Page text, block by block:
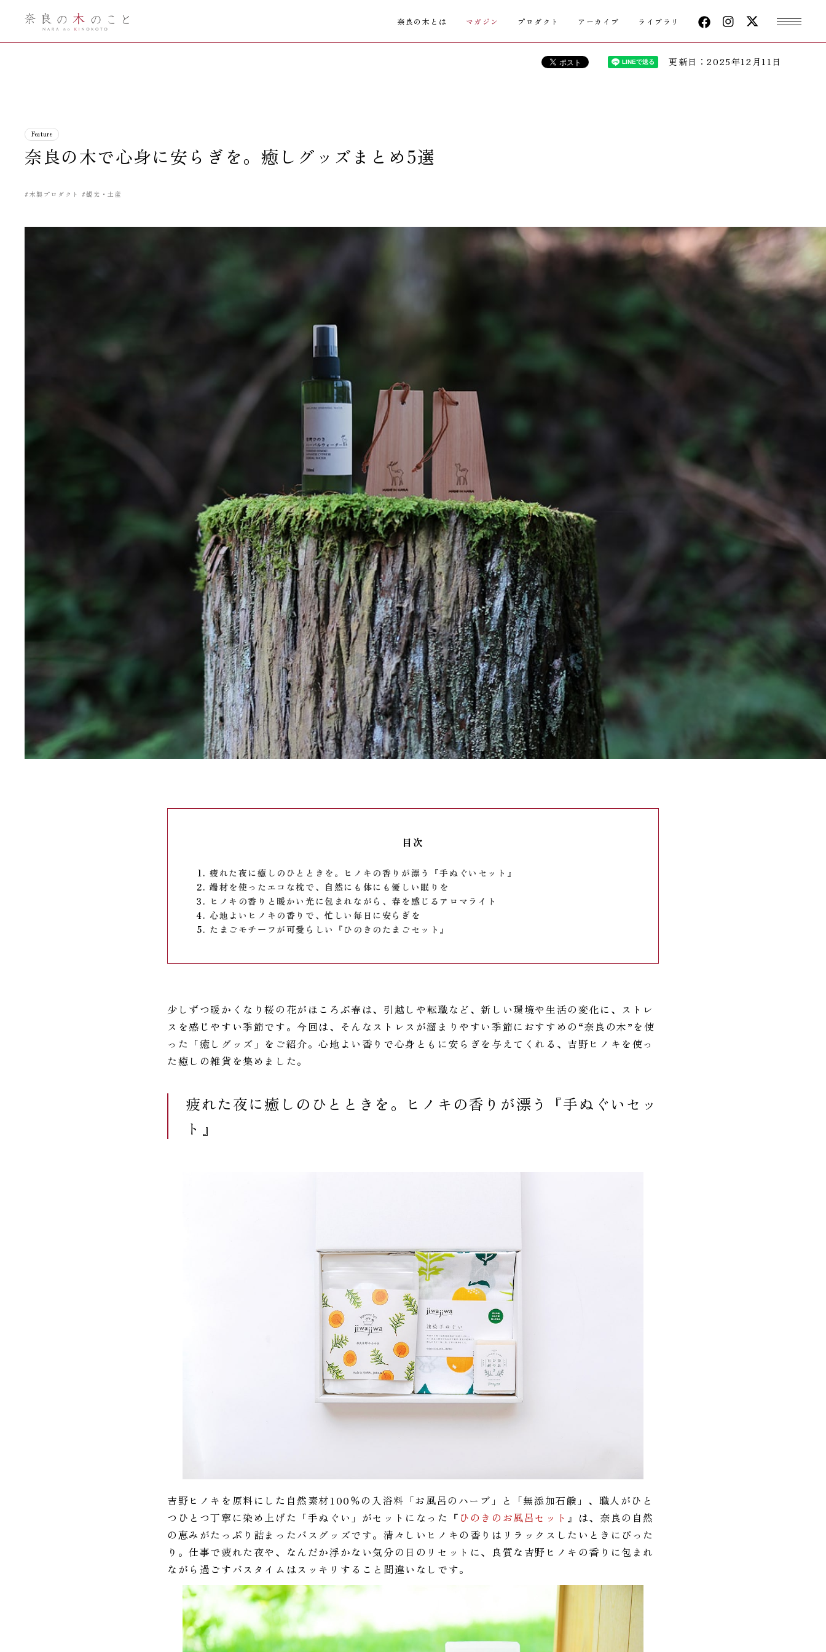
奈良の木のこ
奈良の木とは マガジン プロダクト アーカイブ ライブラリ
更新日：2025年12月11日
Feature
奈良の木で心身に安らぎを。癒しグッズまとめ5選
#木製プロダクト #観光・土産
目次
疲れた夜に癒しのひとときを。ヒノキの香りが漂う『手ぬぐいセット』
端材を使ったエコな枕で、自然にも体にも優しい眠りを
ヒノキの香りと暖かい光に包まれながら、春を感じるアロマライト
心地よいヒノキの香りで、忙しい毎日に安らぎを
たまごモチーフが可愛らしい『ひのきのたまごセット』
少しずつ暖かくなり桜の花がほころぶ春は、引越しや転職など、新しい環境や生活の変化に、ストレ
スを感じやすい季節です。今回は、そんなストレスが溜まりやすい季節におすすめの“奈良の木”を使
った「癒しグッズ」をご紹介。心地よい香りで心身ともに安らぎを与えてくれる、吉野ヒノキを使っ
た癒しの雑貨を集めました。
疲れた夜に癒しのひとときを。ヒノキの香りが漂う『手ぬぐいセッ
ト』
吉野ヒノキを原料にした自然素材100％の入浴料「お風呂のハーブ」と「無添加石鹸」、職人がひと
つひとつ丁寧に染め上げた「手ぬぐい」がセットになった『 ひのきのお風呂セット 』は、奈良の自然
の恵みがたっぷり詰まったバスグッズです。清々しいヒノキの香りはリラックスしたいときにぴった
り。仕事で疲れた夜や、なんだか浮かない気分の日のリセットに、良質な吉野ヒノキの香りに包まれ
ながら過ごすバスタイムはスッキリすること間違いなしです。